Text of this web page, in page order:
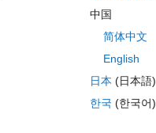
の質問に回答する。
中国
简体中文
English
日本 (日本語)
한국 (한국어)